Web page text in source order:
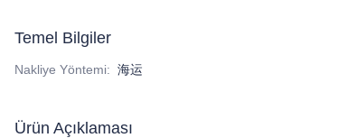
Temel Bilgiler
Nakliye Yöntemi: 海运
Ürün Açıklaması